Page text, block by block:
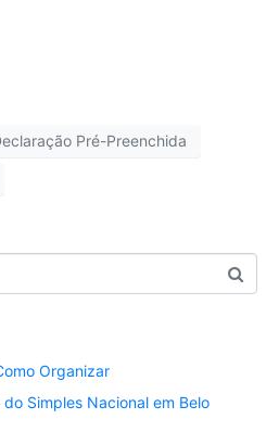
Pré-Preenchida
Organizar
Simples Nacional em Belo